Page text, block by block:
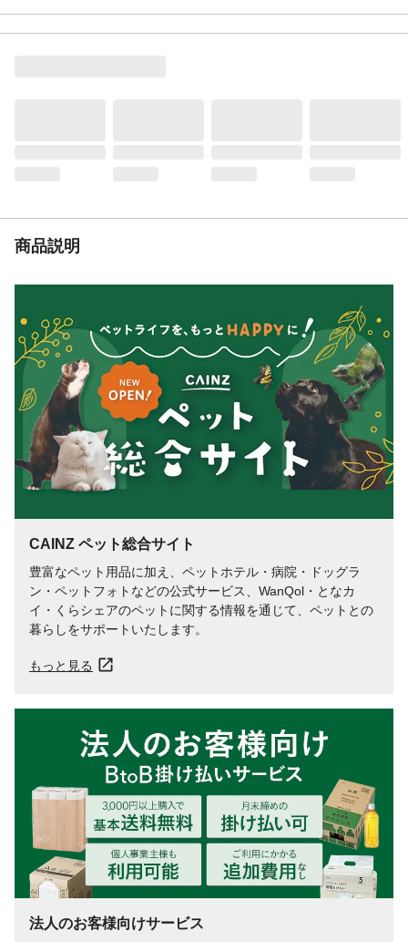
商品説明
CAINZ ペット総合サイト
豊富なペット用品に加え、ペットホテル・病院・ドッグラ
ン・ペットフォトなどの公式サービス、WanQol・となカ
イ・くらシェアのペットに関する情報を通じて、ペットとの
暮らしをサポートいたします。
もっと見る
法人のお客様向けサービス